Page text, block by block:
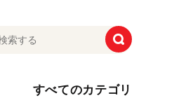
すべてのカテゴリ